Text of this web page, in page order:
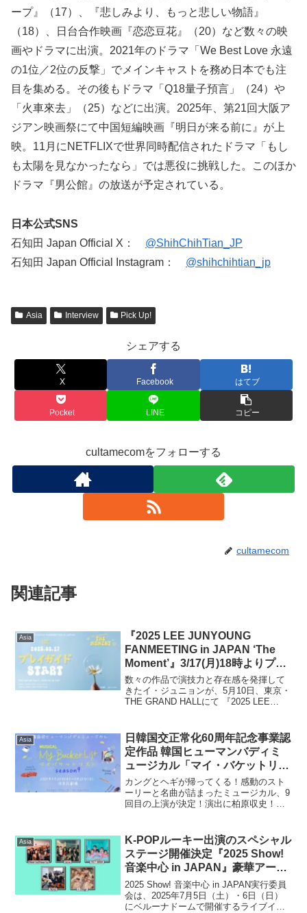
ープ』（17）、『悲しみより、もっと悲しい物語』
（18）、日台合作映画『恋恋豆花』（20）など数々の映
画やドラマに出演。2021年のドラマ「We Best Love 永遠
の1位／2位の反撃」でメインキャストを務め日本でも注
目を集める。その後もドラマ「Q18量子預言」（24）や
「火車來去」（25）などに出演。2025年、第21回大阪ア
ジアン映画祭にて中国短編映画『明日が来る前に』が上
映。11月にNETFLIXで世界同時配信されたドラマ「もし
も太陽を見なかったなら」では悪役に挑戦した。このほか
ドラマ『男公館』の放送が予定されている。
日本公式SNS
石知田 Japan Official X： @ShihChihTian_JP
石知田 Japan Official Instagram： @shihchihtian_jp
Asia Interview Pick Up!
シェアする
X Facebook はてブ
Pocket LINE コピー
cultamecomをフォローする
cultamecom
関連記事
Asia
『2025 LEE JUNYOUNG
FANMEETING in JAPAN ‘The
Moment’』3/17(月)18時よりプレ
イガイド先行(先着)1次販売開始！
数々の作品で演技力と存在感を発揮して
きたイ・ジュニョンが、5月10日、東京・
THE GRAND HALLにて 『2025 LEE
公...
Asia
日韓国交正常化60周年記念事業認
定作品 韓国ヒューマンバディミ
ュージカル「マイ・バケットリス
ト」 Season9上演決定！
カングとヘギが帰ってくる！感動のスト
ーリーと名曲が詰まったミュージカル、9
回目の上演が決定！演出に柏原収史！日
バケットリスト」 Season9が、来る3月
20日（木）~...
Asia
K-POPルーキー出演のスペシャル
ステージ開催決定『2025 Show!
音楽中心 in JAPAN』豪華アーテ
ィストたちによるここでしか見ら
れないスペシャルステージを披露
2025 Show! 音楽中心 in JAPAN実行委員
会は、2025年7⽉5⽇（土）・6⽇（日）
にベルーナドームで開催するライブイベ